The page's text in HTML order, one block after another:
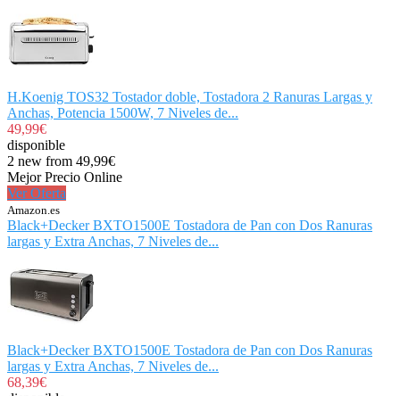
H.Koenig TOS32 Tostador doble, Tostadora 2 Ranuras Largas y
Anchas, Potencia 1500W, 7 Niveles de...
49,99€
disponible
2 new from 49,99€
Mejor Precio Online
Ver Oferta
Amazon.es
Black+Decker BXTO1500E Tostadora de Pan con Dos Ranuras
largas y Extra Anchas, 7 Niveles de...
Black+Decker BXTO1500E Tostadora de Pan con Dos Ranuras
largas y Extra Anchas, 7 Niveles de...
68,39€